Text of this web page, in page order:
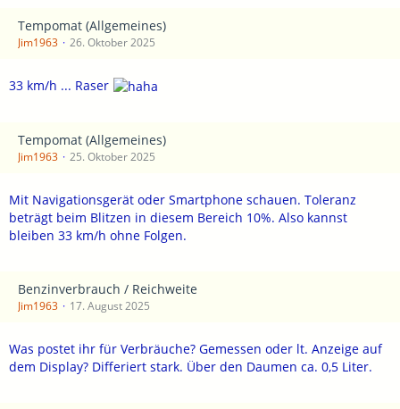
Tempomat (Allgemeines)
Jim1963 26. Oktober 2025
33 km/h ... Raser
Tempomat (Allgemeines)
Jim1963 25. Oktober 2025
Mit Navigationsgerät oder Smartphone schauen. Toleranz
beträgt beim Blitzen in diesem Bereich 10%. Also kannst
bleiben 33 km/h ohne Folgen.
Benzinverbrauch / Reichweite
Jim1963 17. August 2025
Was postet ihr für Verbräuche? Gemessen oder lt. Anzeige auf
dem Display? Differiert stark. Über den Daumen ca. 0,5 Liter.